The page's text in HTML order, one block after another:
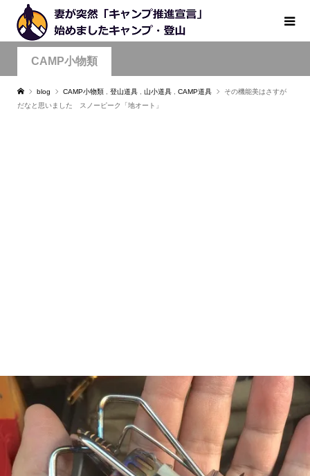
CAMP小物類
blog CAMP小物類 登山道具 山小道具 CAMP道具
その機能美はさすが
だなと思いました スノーピーク「地オート」